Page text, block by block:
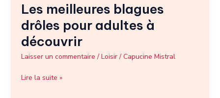
Les meilleures blagues
drôles pour adultes à
découvrir
Laisser un commentaire / Loisir/ Capucine Mistral
Lire la suite »